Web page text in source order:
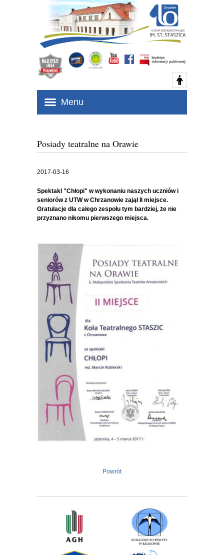
Menu
Posiady teatralne na Orawie
2017-03-16
Spektakl "Chłopi" w wykonaniu naszych uczniów i
seniorów z UTW w Chrzanowie zajął II miejsce.
Gratulacje dla całego zespołu tym bardziej, że nie
przyznano nikomu pierwszego miejsca.
Powrót